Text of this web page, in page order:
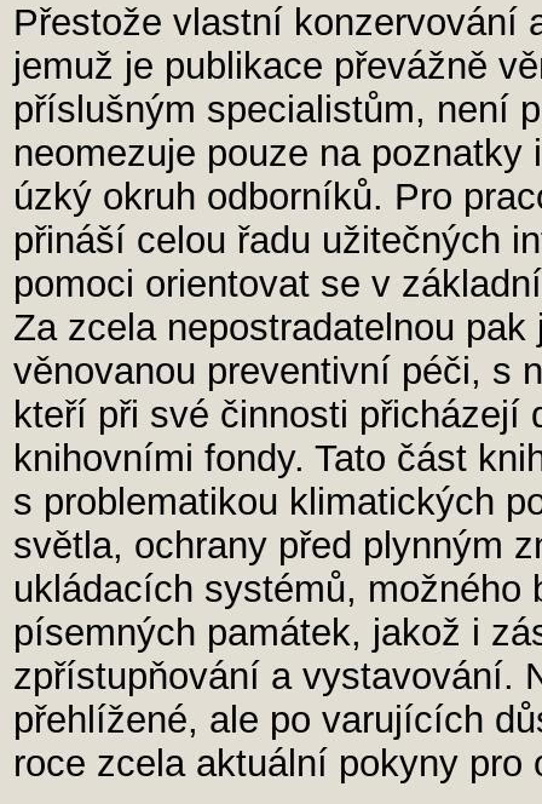
Přestože vlastní konzervování
jemuž je publikace převážně
příslušným specialistům, není
neomezuje pouze na
úzký okruh odborníků. Pro
přináší celou řadu užitečných
pomoci orientovat se v
Za zcela nepostradatelnou
věnovanou preventivní péči, s
kteří při své činnosti přicházejí
knihovními fondy. Tato část
s problematikou klimatických
světla, ochrany před plynným
ukládacích systémů, možného
písemných památek, jakož i
zpřístupňování a vystavování.
přehlížené, ale po varujících
roce zcela aktuální pokyny